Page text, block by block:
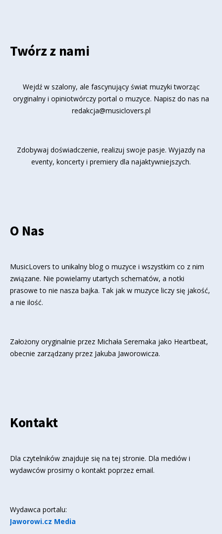
Twórz z nami
Wejdź w szalony, ale fascynujący świat muzyki tworząc
oryginalny i opiniotwórczy portal o muzyce. Napisz do nas na
redakcja@musiclovers.pl
Zdobywaj doświadczenie, realizuj swoje pasje. Wyjazdy na
eventy, koncerty i premiery dla najaktywniejszych.
O Nas
MusicLovers to unikalny blog o muzyce i wszystkim co z nim
związane. Nie powielamy utartych schematów, a notki
prasowe to nie nasza bajka. Tak jak w muzyce liczy się jakość,
a nie ilość.
Założony oryginalnie przez Michała Seremaka jako Heartbeat,
obecnie zarządzany przez Jakuba Jaworowicza.
Kontakt
Dla czytelników znajduje się na tej stronie. Dla mediów i
wydawców prosimy o kontakt poprzez email.
Wydawca portalu:
Jaworowi.cz Media